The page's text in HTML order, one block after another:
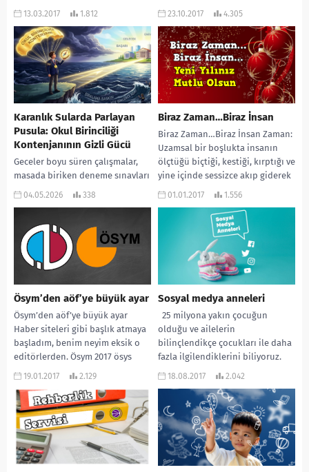
ama hayat denen olguyu devam
getirdiğimiz, sevgimiz dışında...
13.03.2017 1.812
çalıştığım ortaokulda eğitsel
uğraştıran...
23.10.2017 4.305
Karanlık Sularda Parlayan
Pusula: Okul Birinciliği
Kontenjanının Gizli Gücü
Geceler boyu süren çalışmalar,
masada biriken deneme sınavları
ve geleceği belirleyecek o tek bir
04.05.2026 338
Biraz Zaman…Biraz İnsan
Biraz Zaman…Biraz İnsan Zaman:
Uzamsal bir boşlukta insanın
ölçtüğü biçtiği, kestiği, kırptığı ve
yine içinde sessizce akıp giderek
kaybolduğu, düne...
01.01.2017 1.556
Ösym’den aöf’ye büyük ayar
Ösym’den aöf’ye büyük ayar
Haber siteleri gibi başlık atmaya
başladım, benim neyim eksik o
editörlerden. Ösym 2017 ösys
başvuru kılavuzu...
19.01.2017 2.129
Sosyal medya anneleri
25 milyona yakın çocuğun
olduğu ve ailelerin
bilinçlendikçe çocukları ile daha
fazla ilgilendiklerini biliyoruz.
Eskiden çocuklarımızla
18.08.2017 2.042